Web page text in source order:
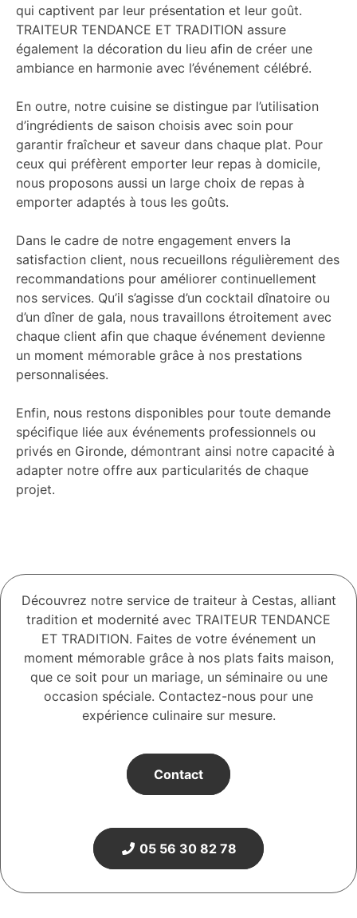
qui captivent par leur présentation et leur goût.
TRAITEUR TENDANCE ET TRADITION assure
également la décoration du lieu afin de créer une
ambiance en harmonie avec l’événement célébré.
En outre, notre cuisine se distingue par l’utilisation
d’ingrédients de saison choisis avec soin pour
garantir fraîcheur et saveur dans chaque plat. Pour
ceux qui préfèrent emporter leur repas à domicile,
nous proposons aussi un large choix de repas à
emporter adaptés à tous les goûts.
Dans le cadre de notre engagement envers la
satisfaction client, nous recueillons régulièrement des
recommandations pour améliorer continuellement
nos services. Qu’il s’agisse d’un cocktail dînatoire ou
d’un dîner de gala, nous travaillons étroitement avec
chaque client afin que chaque événement devienne
un moment mémorable grâce à nos prestations
personnalisées.
Enfin, nous restons disponibles pour toute demande
spécifique liée aux événements professionnels ou
privés en Gironde, démontrant ainsi notre capacité à
adapter notre offre aux particularités de chaque
projet.
Découvrez notre service de traiteur à Cestas, alliant
tradition et modernité avec TRAITEUR TENDANCE
ET TRADITION. Faites de votre événement un
moment mémorable grâce à nos plats faits maison,
que ce soit pour un mariage, un séminaire ou une
occasion spéciale. Contactez-nous pour une
expérience culinaire sur mesure.
Contact
05 56 30 82 78